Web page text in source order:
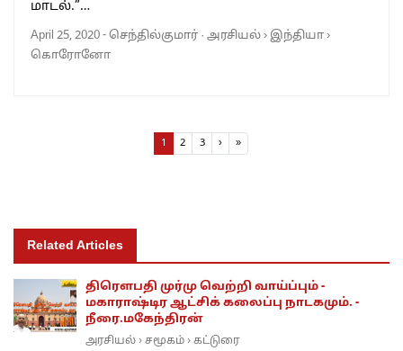
மாடல்.”…
April 25, 2020-செந்தில்குமார் · அரசியல்› இந்தியா›
கொரோனோ
Current Page
1 Page
2 Page
3 › »
Related Articles
திரெளபதி முர்மு வெற்றி வாய்ப்பும் -
மகாராஷ்டிர ஆட்சிக் கலைப்பு நாடகமும். -
நீரை.மகேந்திரன்
அரசியல் › சமூகம் › கட்டுரை